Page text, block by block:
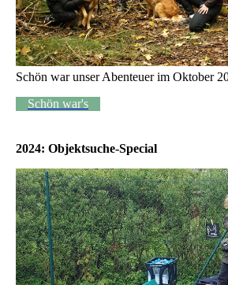
Schön war unser Abenteuer im Oktober
Schön war's
2024: Objektsuche-Special